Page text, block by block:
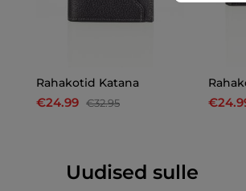
Rahakotid Katana
€24.99 €32.95
Uudised sulle